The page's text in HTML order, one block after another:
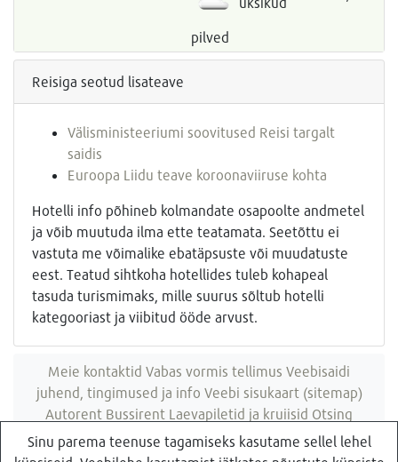
pilved
Reisiga seotud lisateave
Välisministeeriumi soovitused Reisi targalt
saidis
Euroopa Liidu teave koroonaviiruse kohta
Hotelli info põhineb kolmandate osapoolte andmetel
ja võib muutuda ilma ette teatamata. Seetõttu ei
vastuta me võimalike ebatäpsuste või muudatuste
eest. Teatud sihtkoha hotellides tuleb kohapeal
tasuda turismimaks, mille suurus sõltub hotelli
kategooriast ja viibitud ööde arvust.
Meie kontaktid Vabas vormis tellimus Veebisaidi
juhend, tingimused ja info Veebi sisukaart (sitemap)
Autorent Bussirent Laevapiletid ja kruiisid Otsing
veebisaidist
Sinu parema teenuse tagamiseks kasutame sellel lehel